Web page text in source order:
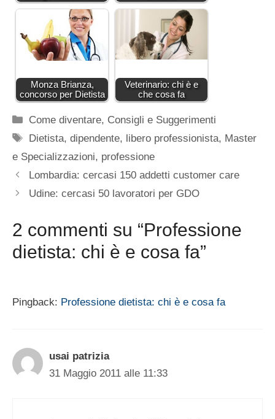
Monza Brianza,
concorso per Dietista
Veterinario: chi è e
che cosa fa
Categorie
Come diventare, Consigli e Suggerimenti
Tag
Dietista,dipendente, libero professionista, Master
e Specializzazioni, professione
Lombardia: cercasi 150 addetti customer care
Udine: cercasi 50 lavoratori per GDO
2 commenti su “Professione
dietista: chi è e cosa fa”
Pingback: Professione dietista: chi è e cosa fa
usai patrizia
31 Maggio 2011 alle 11:33